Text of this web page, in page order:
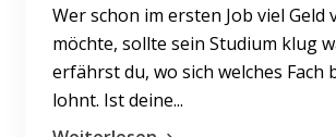
Wer schon im ersten Job viel Geld
möchte, sollte sein Studium klug
erfährst du, wo sich welches Fach
lohnt. Ist deine...